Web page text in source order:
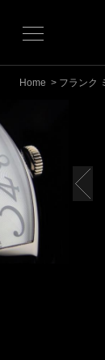
Home > フランク